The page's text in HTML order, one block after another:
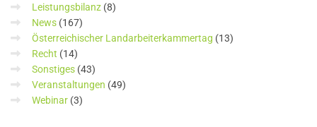
Leistungsbilanz (8)
News (167)
Österreichischer Landarbeiterkammertag (13)
Recht (14)
Sonstiges (43)
Veranstaltungen (49)
Webinar (3)